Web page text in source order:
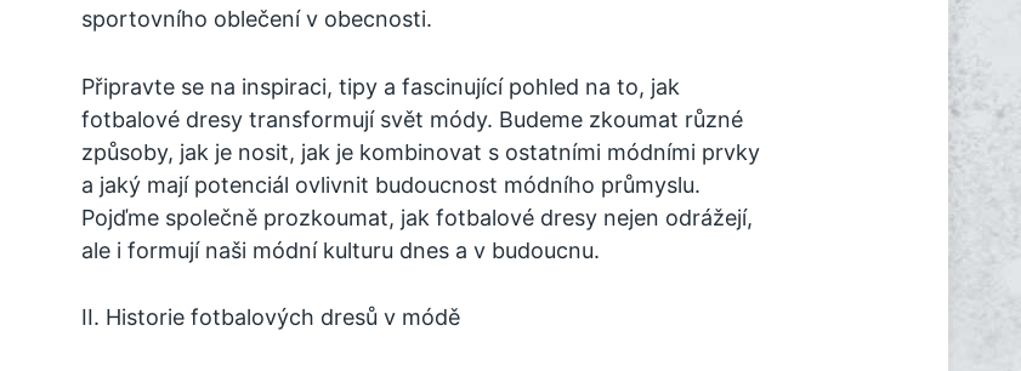
sportovního oblečení v obecnosti.
Připravte se na inspiraci, tipy a fascinující pohled na to, jak
fotbalové dresy transformují svět módy. Budeme zkoumat různé
způsoby, jak je nosit, jak je kombinovat s ostatními módními prvky
a jaký mají potenciál ovlivnit budoucnost módního průmyslu.
Pojďme společně prozkoumat, jak fotbalové dresy nejen odrážejí,
ale i formují naši módní kulturu dnes a v budoucnu.
II. Historie fotbalových dresů v módě